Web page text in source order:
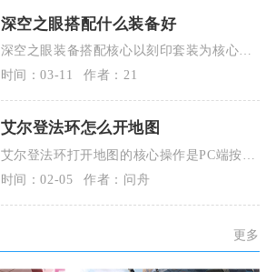
深空之眼搭配什么装备好
深空之眼装备搭配核心以刻印套装为核心、
权钥为关键、赋能跃迁为补强；主C通用毕
业选135属性
时间：03-11 作者：21
艾尔登法环怎么开地图
艾尔登法环打开地图的核心操作是PC端按G
键、PS手柄按触摸板、XBOX手柄按中间菜
单栏键，
时间：02-05 作者：问舟
更多